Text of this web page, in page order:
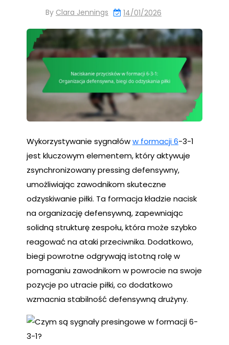
By Clara Jennings 14/01/2026
Wykorzystywanie sygnałóww formacji 6-3-1
jest kluczowym elementem, który aktywuje
zsynchronizowany pressing defensywny,
umożliwiając zawodnikom skuteczne
odzyskiwanie piłki. Ta formacja kładzie nacisk
na organizację defensywną, zapewniając
solidną strukturę zespołu, która może szybko
reagować na ataki przeciwnika. Dodatkowo,
biegi powrotne odgrywają istotną rolę w
pomaganiu zawodnikom w powrocie na swoje
pozycje po utracie piłki, co dodatkowo
wzmacnia stabilność defensywną drużyny.